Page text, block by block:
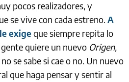
pocos realizadores, y
se vive con cada estreno. A
exigeque siempre repita lo
quiere un nuevo Origen,
se sabe si cae o no. Un nuevo
que haga pensar y sentir al